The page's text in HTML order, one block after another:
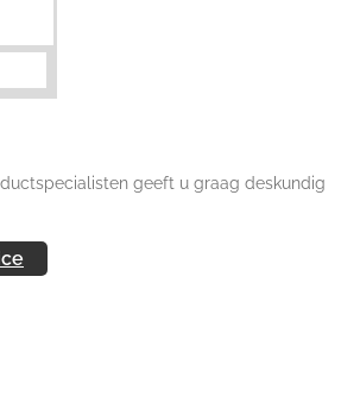
geeft u graag deskundig